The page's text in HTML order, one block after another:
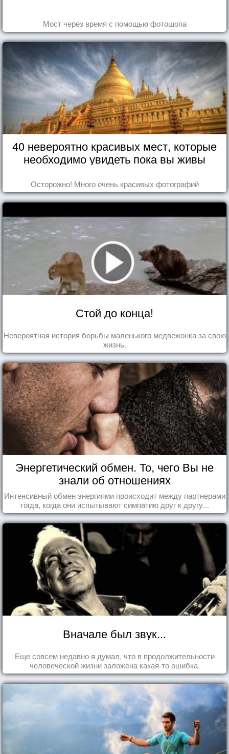
Мост через время с помощью фотошопа
40 невероятно красивых мест, которые
необходимо увидеть пока вы живы
Осторожно! Много очень красивых фотографий
Стой до конца!
Невероятная история борьбы маленького медвежонка за свою
жизнь.
Энергетический обмен. То, чего Вы не
знали об отношениях
Интенсивный обмен энергиями происходит между партнерами
тогда, когда они испытывают симпатию друг к другу...
Вначале был звук...
Еще совсем недавно я думал, что в продолжительности
человеческой жизни заложена какая-то ошибка.